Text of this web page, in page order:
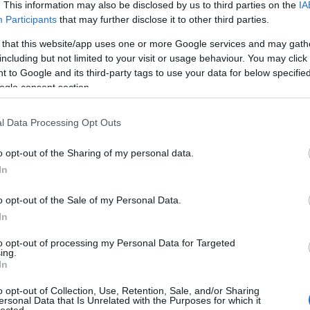
This information may also be disclosed by us to third parties on the
Participants that may further disclose it to other third parties.
that this website/app uses one or more Google services and may
but not limited to your visit or usage behaviour. You may
to Google and its third-party tags to use your data for below
consent section.
Data Processing Opt Outs
opt-out of the Sharing of my personal data.
opt-out of the Sale of my Personal Data.
opt-out of processing my Personal Data for Targeted
opt-out of Collection, Use, Retention, Sale, and/or Sharing
Data that Is Unrelated with the Purposes for which it
Új
Emlékek egy
régi-új Trottel-
lemezhez -
második rész
Zenével
erősítenének a
számítógépes
alkalmazások